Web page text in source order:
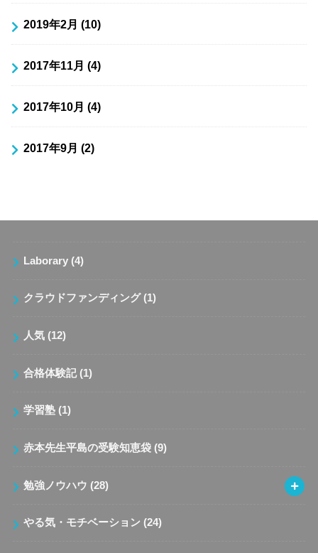
2019年2月 (10)
2017年11月 (4)
2017年10月 (4)
2017年9月 (2)
Laborary (4)
クラウドファンディング (1)
人気 (12)
合格体験記 (1)
学習塾 (1)
赤本先生平島の受験知恵袋 (9)
勉強ノウハウ (28)
やる気・モチベーション (24)